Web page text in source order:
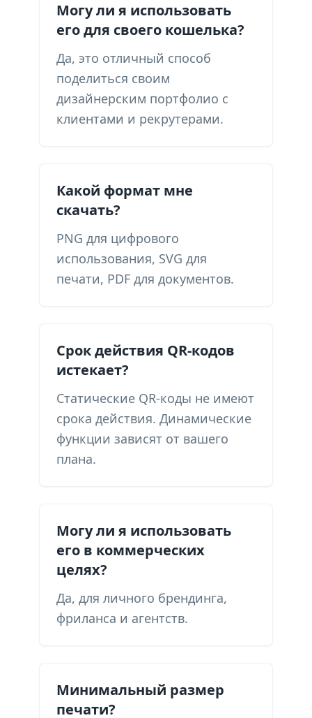
Могу ли я использовать
его для своего кошелька?
Да, это отличный способ
поделиться своим
дизайнерским портфолио с
клиентами и рекрутерами.
Какой формат мне
скачать?
PNG для цифрового
использования, SVG для
печати, PDF для документов.
Срок действия QR-кодов
истекает?
Статические QR-коды не имеют
срока действия. Динамические
функции зависят от вашего
плана.
Могу ли я использовать
его в коммерческих
целях?
Да, для личного брендинга,
фриланса и агентств.
Минимальный размер
печати?